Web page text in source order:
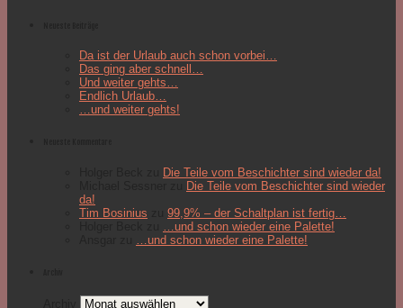
Da ist der Urlaub auch schon vorbei…
Das ging aber schnell…
Und weiter gehts…
Endlich Urlaub…
…und weiter gehts!
Die Teile vom Beschichter sind wieder da!
Die Teile vom Beschichter sind wieder
da!
Tim Bosinius
99,9% – der Schaltplan ist fertig…
…und schon wieder eine Palette!
…und schon wieder eine Palette!